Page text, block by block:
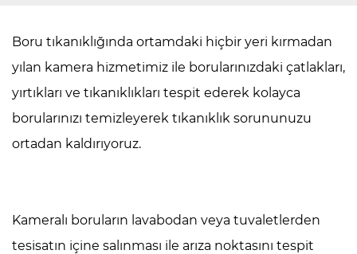
Boru tıkanıklığında ortamdaki hiçbir yeri kırmadan
yılan kamera hizmetimiz ile borularınızdaki çatlakları,
yırtıkları ve tıkanıklıkları tespit ederek kolayca
borularınızı temizleyerek tıkanıklık sorununuzu
ortadan kaldırıyoruz.
Kameralı boruların lavabodan veya tuvaletlerden
tesisatın içine salınması ile arıza noktasını tespit